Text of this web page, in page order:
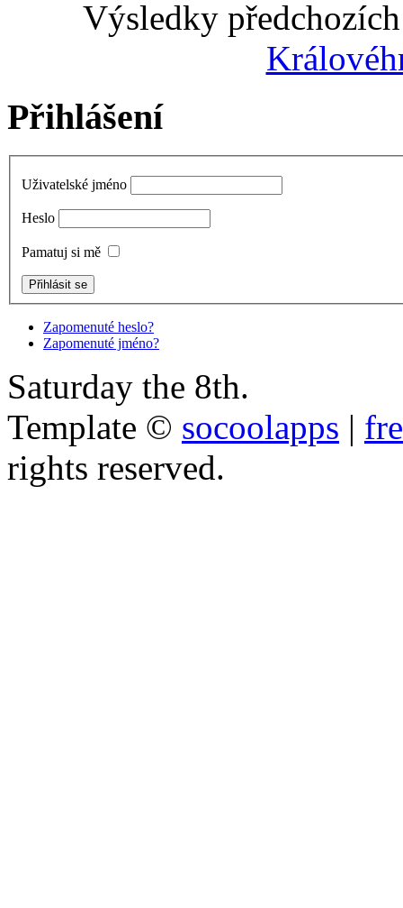
Výsledky
Přihlášení
Uživatelské jméno
Heslo
Pamatuj si mě
Zapomenuté heslo?
Zapomenuté jméno?
Saturday the 8th.
Template © socoolapps |
rights reserved.